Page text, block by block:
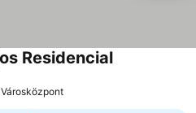
Residencial